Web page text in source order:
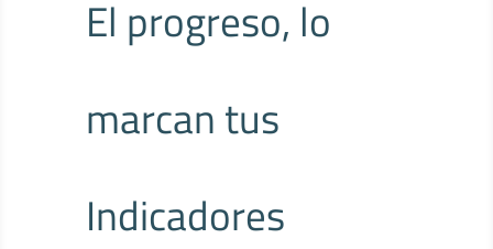
El progreso, lo
marcan tus
Indicadores